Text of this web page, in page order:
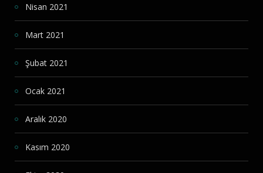
Nisan 2021
Mart 2021
Şubat 2021
Ocak 2021
Aralık 2020
Kasım 2020